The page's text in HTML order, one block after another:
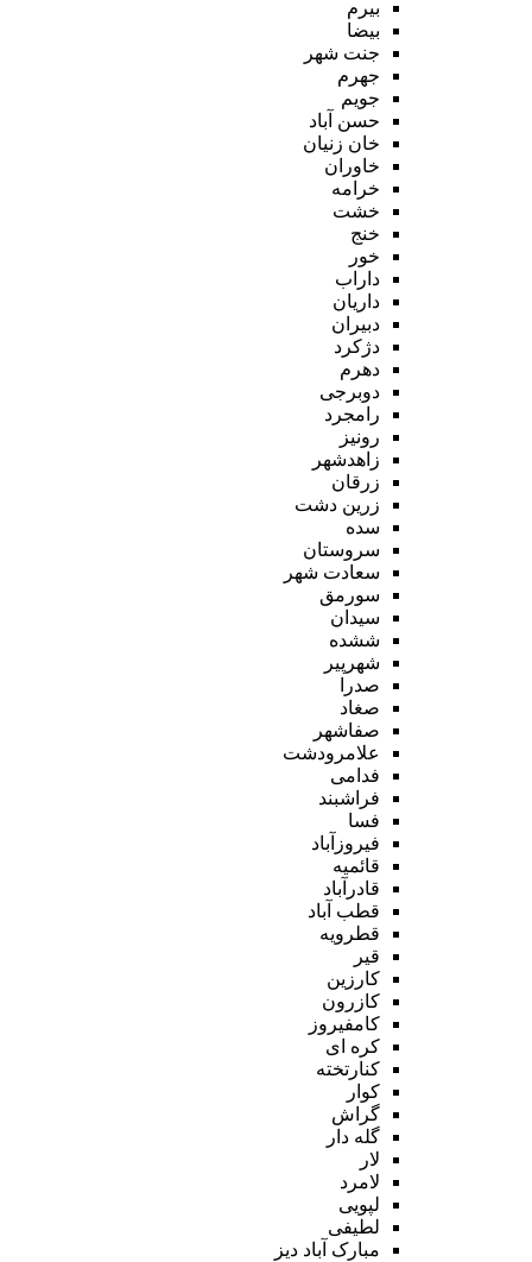
بیرم
بیضا
جنت شهر
جهرم
جویم
حسن آباد
خان زنیان
خاوران
خرامه
خشت
خنج
خور
داراب
داریان
دبیران
دژکرد
دهرم
دوبرجی
رامجرد
رونیز
زاهدشهر
زرقان
زرین دشت
سده
سروستان
سعادت شهر
سورمق
سیدان
ششده
شهرپیر
صدرا
صغاد
صفاشهر
علامرودشت
فدامی
فراشبند
فسا
فیروزآباد
قائمیه
قادرآباد
قطب آباد
قطرویه
قیر
کارزین
کازرون
کامفیروز
کره ای
کنارتخته
کوار
گراش
گله دار
لار
لامرد
لپویی
لطیفی
مبارک آباد دیز